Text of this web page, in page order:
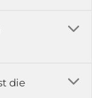
die